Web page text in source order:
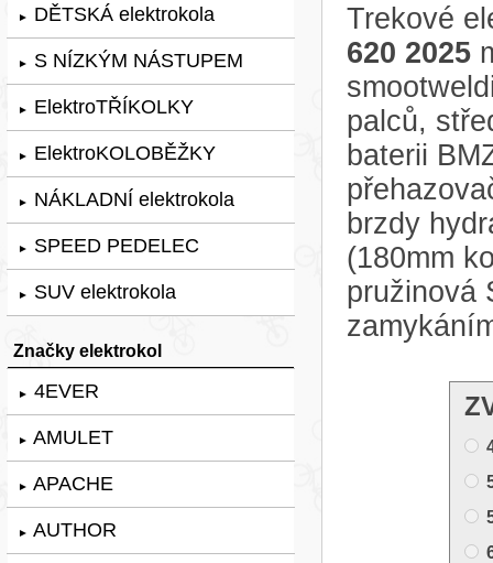
► DĚTSKÁ elektrokola
► S NÍZKÝM NÁSTUPEM
► ElektroTŘÍKOLKY
► ElektroKOLOBĚŽKY
► NÁKLADNÍ elektrokola
► SPEED PEDELEC
► SUV elektrokola
Značky elektrokol
► 4EVER
► AMULET
► APACHE
► AUTHOR
Trekové
620 2025
palců,
baterii
brzdy
(180mm
pružinová